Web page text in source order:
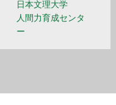
日本文理大学
人間力育成センタ
ー